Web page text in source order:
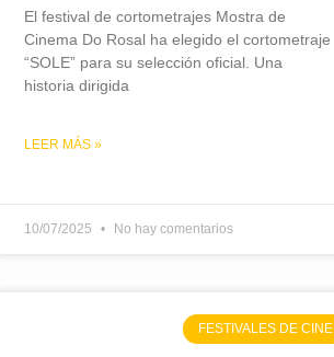
El festival de cortometrajes Mostra de
Cinema Do Rosal ha elegido el cortometraje
“SOLE” para su selección oficial. Una
historia dirigida
LEER MÁS »
10/07/2025 No hay comentarios
FESTIVALES DE CINE